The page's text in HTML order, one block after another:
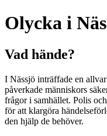
Olycka i
Vad hände?
I Nässjö inträffade en
påverkade människors
frågor i samhället. Polis
för att klargöra
den hjälp de behöver.